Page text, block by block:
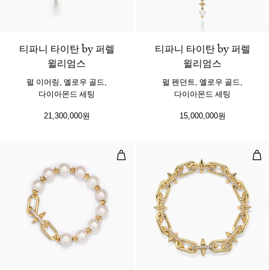
티파니 타이탄 by 퍼렐
윌리엄스
펄 이어링, 옐로우 골드,
다이아몬드 세팅
21,300,000원
티파니 타이탄 by 퍼렐
윌리엄스
펄 펜던트, 옐로우 골드,
다이아몬드 세팅
15,000,000원
펄 브레이슬릿, 옐로우 골드, 다이아
링